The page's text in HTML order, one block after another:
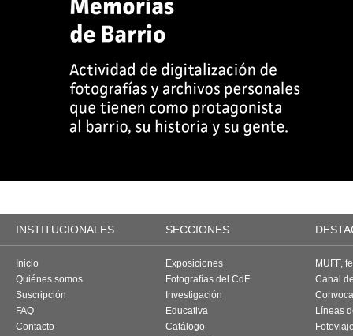
INSTITUCIONALES SECCIONES
Inicio
Quiénes somos
Suscripción
FAQ
Contacto
Exposiciones
Fotografías del CdF
Investigación
Educativa
Catálogo
MUFF,
Canal
Líneas